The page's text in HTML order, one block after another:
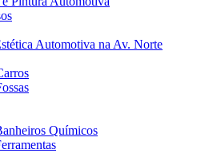
Automotiva na Av. Norte
Químicos